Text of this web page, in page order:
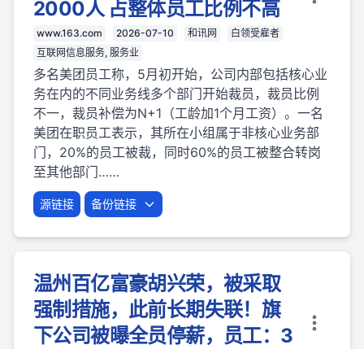
2000人 占整体员工比例不高
www.163.com 2026-07-10 和讯网
白领受雇者
互联网信息服务, 服务业
多名美团员工称，5月初开始，公司内部包括核心业
务在内的不同业务线多个部门开始裁员，裁员比例
不一，裁员补偿为N+1（工龄加1个月工资）。一名
美团在职员工表示，其所在小组属于非核心业务部
门，20%的员工被裁，同时60%的员工被整合转岗
至其他部门……
源链接 备份链接
温州百亿富豪胡兴荣，被采取
强制措施，此前长期失联！旗
下公司被曝全员停薪，员工：3